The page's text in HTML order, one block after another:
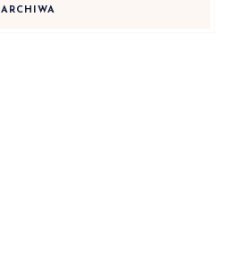
ARCHIWA